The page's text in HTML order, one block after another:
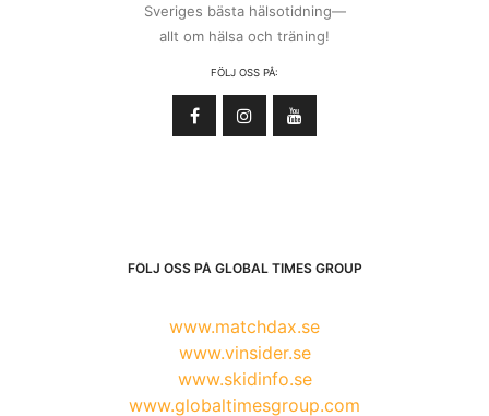
Sveriges bästa hälsotidning—
allt om hälsa och träning!
FÖLJ OSS PÅ:
FÖLJ OSS PÅ GLOBAL TIMES GROUP
www.matchdax.se
www.vinsider.se
www.skidinfo.se
www.globaltimesgroup.com